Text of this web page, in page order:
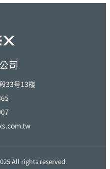
司
33号13楼
All rights reserved.